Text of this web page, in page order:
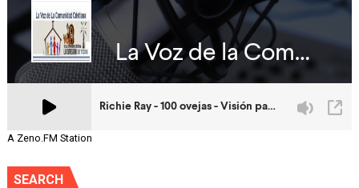
A Zeno.FM Station
SEARCH